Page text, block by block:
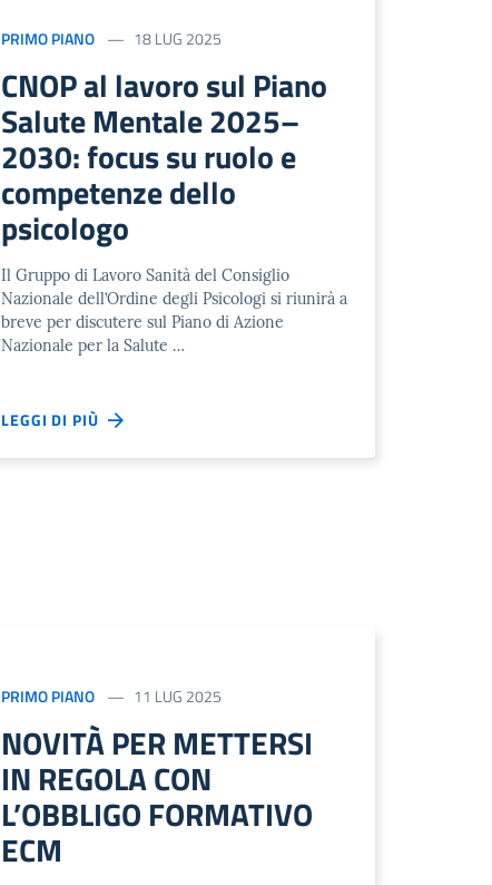
PRIMO PIANO 18 LUG 2025
CNOP al lavoro sul Piano
Salute Mentale 2025–
2030: focus su ruolo e
competenze dello
psicologo
Il Gruppo di Lavoro Sanità del Consiglio
Nazionale dell’Ordine degli Psicologi si riunirà a
breve per discutere sul Piano di Azione
Nazionale per la Salute …
LEGGI DI PIÙ
PRIMO PIANO 11 LUG 2025
NOVITÀ PER METTERSI
IN REGOLA CON
L’OBBLIGO FORMATIVO
ECM